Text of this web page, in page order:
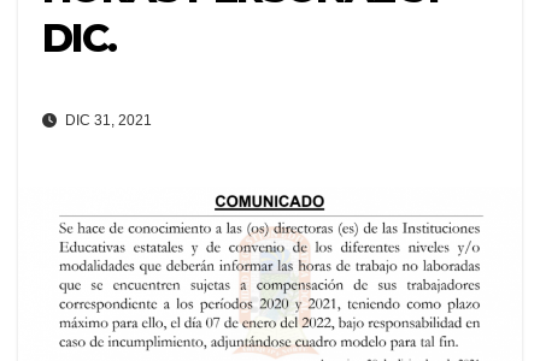
DIC.
DIC 31, 2021